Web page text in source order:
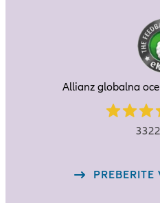
Allianz globalna
PREBERITE